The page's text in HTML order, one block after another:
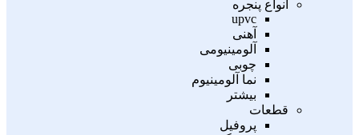
انواع پنجره
upvc
آهنی
آلومینیومی
چوبی
نما آلومینیوم
بیشتر
قطعات
پروفیل